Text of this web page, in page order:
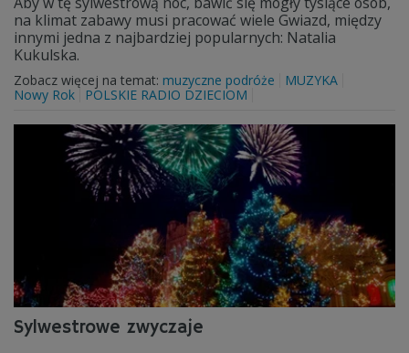
na klimat zabawy musi pracować wiele Gwiazd, między
innymi jedna z najbardziej popularnych: Natalia
Kukulska.
Zobacz więcej na temat: muzyczne podróże
MUZYKA
Nowy Rok
POLSKIE RADIO DZIECIOM
Sylwestrowe zwyczaje